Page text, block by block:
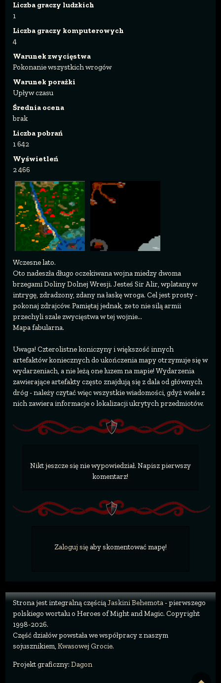
Liczba graczy ludzkich
1
Liczba graczy komputerowych
4
Warunek zwycięstwa
Pokonanie wszystkich wrogów
Warunek porażki
Upływ czasu
Średnia ocena
brak
Liczba pobrań
1 642
Wyświetleń
2 466
Wczesne lato.
Oto nadeszła długo oczekiwana wojna miedzy dwoma
brzegami Doliny Dolnej Wresji. Jesteś Sir Alir, wplatany w
intrygę, zdradzony, zdany na łaskę wroga. Cel jest prosty -
pokonaj zdrajców. Pamiętaj jednak, ze to nie silą armii
przechyli szale zwycięstwa w tej wojnie...
Mapa fabularna.
Uwaga! Czterolistne koniczyny i większość innych
artefaktów koniecznych do ukończenia mapy otrzymuje się w
wydarzeniach, a nie leżą one luzem na mapie! Wydarzenia
zawierające artefakty często znajdują się z dala od głównych
dróg - należy czytać więc wszystkie wiadomości, gdyż wiele z
nich zawiera informacje o lokalizacji ukrytych przedmiotów.
Nikt jeszcze się nie wypowiedział. Napisz pierwszy
komentarz!
Zaloguj sięaby skomentować mapę!
Strona jest integralną częściąJaskini Behemota- pierwszego
polskiego wortalu o Heroes of Might and Magic. Copyright
1998-2026.
Część działów powstała we współpracy z naszym
sojusznikiem, Kwasowej Grocie.
Projekt graficzny: Dagon